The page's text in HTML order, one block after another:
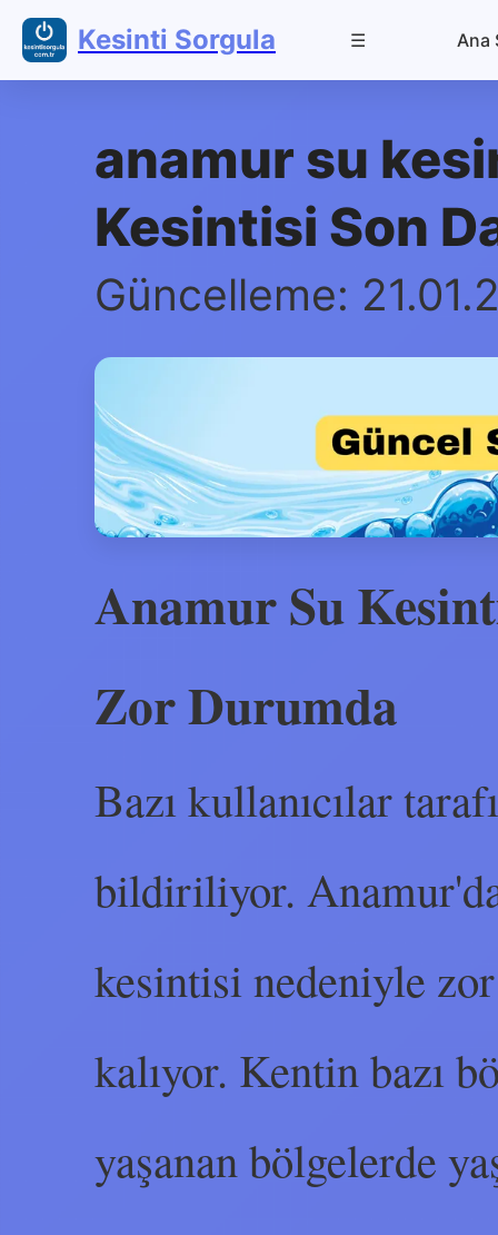
Kesinti Sorgula ☰ Ana
anamur su
Kesintisi Son
Güncelleme:
Anamur Su
Zor Durumda
Bazı kullanıcılar
bildiriliyor.
kesintisi nedeniyle
kalıyor. Kentin bazı
yaşanan bölgelerde